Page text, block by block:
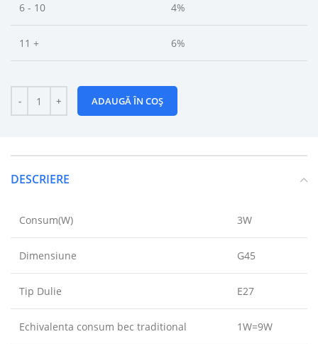
6 - 10 4%
11 + 6%
ADAUGĂ ÎN COȘ
DESCRIERE
Consum(W) 3W
Dimensiune G45
Tip Dulie E27
Echivalenta consum bec traditional 1W=9W